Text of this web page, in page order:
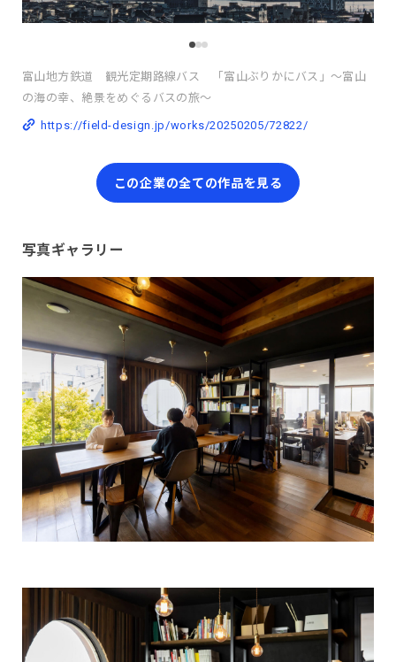
富山地方鉄道 観光定期路線バス 「富山ぶりかにバス」～富山
の海の幸、絶景をめぐるバスの旅～
https://field-design.jp/works/20250205/72822/
この企業の全ての作品を見る
写真ギャラリー